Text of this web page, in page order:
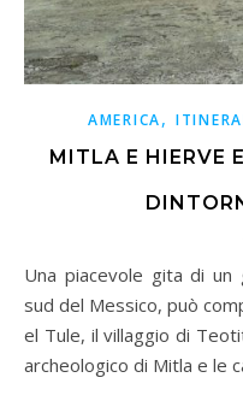
AMERICA,
MITLA E HIERVE
Una piacevole gita di un giorno nei d’intorni di Oaxaca, a
sud del Messico, può
el Tule, il villaggio di
archeologico di Mitla e le